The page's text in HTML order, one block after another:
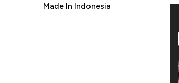
Made In Indonesia